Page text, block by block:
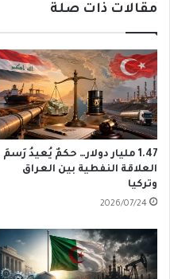
مقالات ذات صلة
1.47 مليار دولار… حكمٌ يُعيدُ رَسمَ
العلاقة النفطية بين العراق
وتركيا
2026/07/24